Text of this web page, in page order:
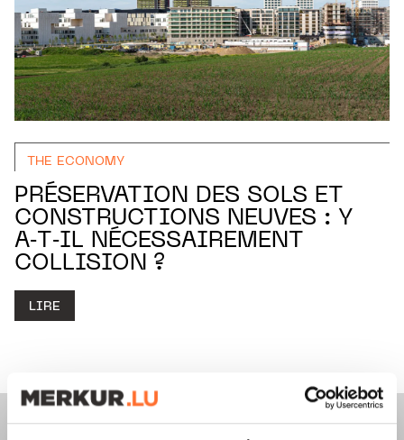
THE ECONOMY
PRÉSERVATION DES SOLS ET
CONSTRUCTIONS NEUVES : Y
A‑T‑IL NÉCESSAIREMENT
COLLISION ?
LIRE